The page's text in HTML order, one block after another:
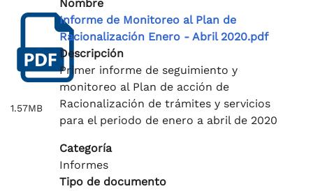
1.57MB
Nombre
Informe de Monitoreo al Plan de
Racionalización Enero - Abril 2020.pdf
Descripción
Primer informe de seguimiento y
monitoreo al Plan de acción de
Racionalización de trámites y servicios
para el periodo de enero a abril de 2020
Categoría
Informes
Tipo de documento